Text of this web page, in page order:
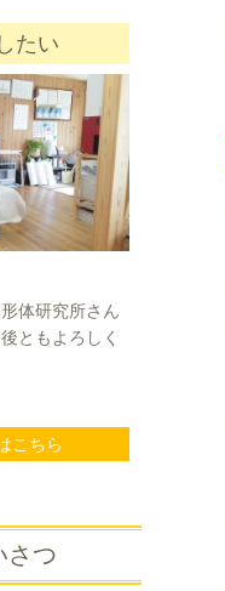
たい
体研究所さん
ともよろしく
こちら
さつ